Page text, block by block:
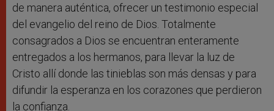
de manera auténtica, ofrecer un testimonio especial
del evangelio del reino de Dios. Totalmente
consagrados a Dios se encuentran enteramente
entregados a los hermanos, para llevar la luz de
Cristo allí donde las tinieblas son más densas y para
difundir la esperanza en los corazones que perdieron
la confianza.